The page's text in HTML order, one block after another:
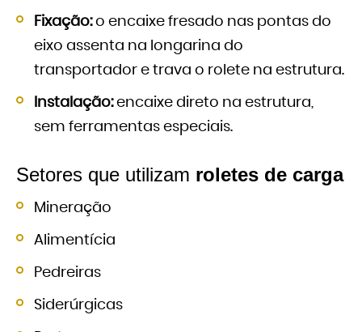
Fixação:o encaixe fresado nas pontas do
eixo assenta na longarina do
transportador e trava o rolete na estrutura.
Instalação:encaixe direto na estrutura,
sem ferramentas especiais.
Setores que utilizam roletes de carga
Mineração
Alimentícia
Pedreiras
Siderúrgicas